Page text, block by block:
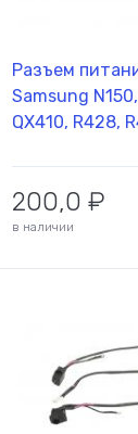
Разъем
Samsung
QX410, R428,
NP-470 NP-
PJ077
200,0 ₽
в наличии